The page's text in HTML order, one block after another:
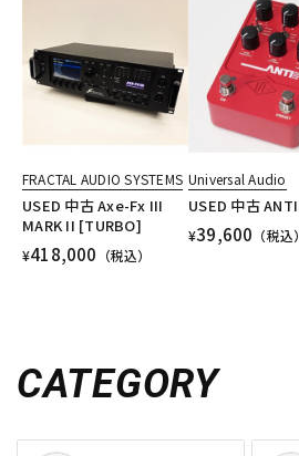
FRACTAL AUDIO SYSTEMS
USED 中古 Axe-Fx III
MARK II [TURBO]
¥418,000 （税込）
Universal Audio
USED 中古 ANTI
¥39,600 （税込）
CATEGORY